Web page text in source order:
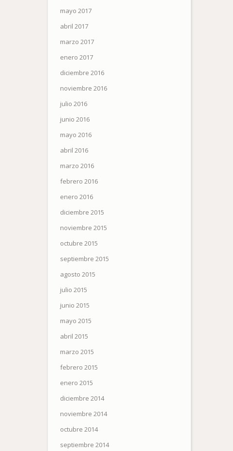
mayo 2017
abril 2017
marzo 2017
enero 2017
diciembre 2016
noviembre 2016
julio 2016
junio 2016
mayo 2016
abril 2016
marzo 2016
febrero 2016
enero 2016
diciembre 2015
noviembre 2015
octubre 2015
septiembre 2015
agosto 2015
julio 2015
junio 2015
mayo 2015
abril 2015
marzo 2015
febrero 2015
enero 2015
diciembre 2014
noviembre 2014
octubre 2014
septiembre 2014